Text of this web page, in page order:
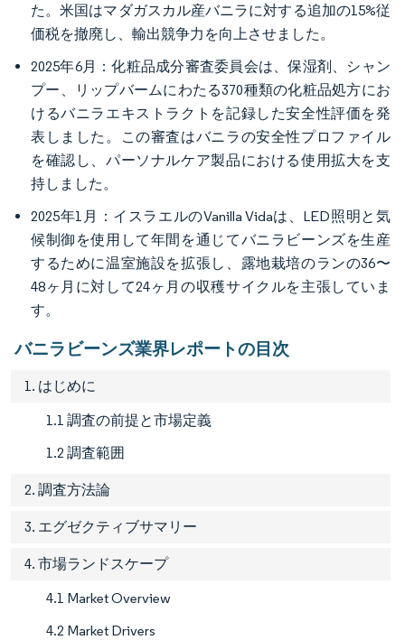
た。米国はマダガスカル産バニラに対する追加の15%従
価税を撤廃し、輸出競争力を向上させました。
2025年6月：化粧品成分審査委員会は、保湿剤、シャン
プー、リップバームにわたる370種類の化粧品処方にお
けるバニラエキストラクトを記録した安全性評価を発
表しました。この審査はバニラの安全性プロファイル
を確認し、パーソナルケア製品における使用拡大を支
持しました。
2025年1月：イスラエルのVanilla Vidaは、LED照明と気
候制御を使用して年間を通じてバニラビーンズを生産
するために温室施設を拡張し、露地栽培のランの36〜
48ヶ月に対して24ヶ月の収穫サイクルを主張していま
す。
バニラビーンズ業界レポートの目次
1. はじめに
1.1 調査の前提と市場定義
1.2 調査範囲
2. 調査方法論
3. エグゼクティブサマリー
4. 市場ランドスケープ
4.1 Market Overview
4.2 Market Drivers